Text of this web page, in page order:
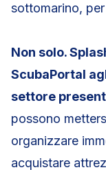
sottomarino,
Non solo.
ScubaPortal
settore
possono
organizzare
acquistare